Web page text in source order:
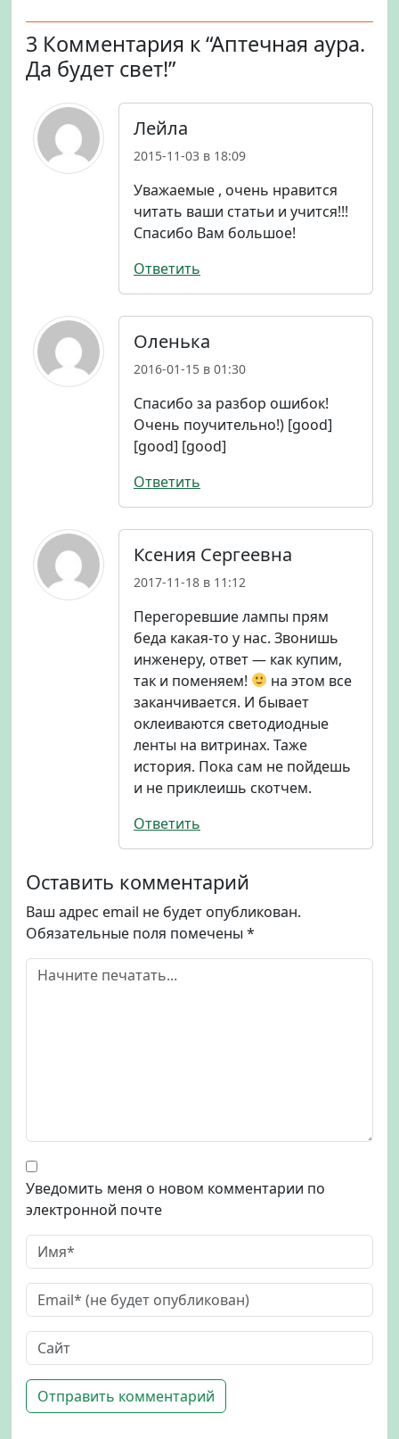
3 Комментария к “Аптечная аура.
Да будет свет!”
Лейла
2015-11-03 в 18:09
Уважаемые , очень нравится
читать ваши статьи и учится!!!
Спасибо Вам большое!
Ответить
Оленька
2016-01-15 в 01:30
Спасибо за разбор ошибок!
Очень поучительно!) [good]
[good] [good]
Ответить
Ксения Сергеевна
2017-11-18 в 11:12
Перегоревшие лампы прям
беда какая-то у нас. Звонишь
инженеру, ответ — как купим,
так и поменяем!
на этом все
заканчивается. И бывает
оклеиваются светодиодные
ленты на витринах. Таже
история. Пока сам не пойдешь
и не приклеишь скотчем.
Ответить
Оставить комментарий
Ваш адрес email не будет опубликован.
Обязательные поля помечены *
Уведомить меня о новом комментарии по
электронной почте